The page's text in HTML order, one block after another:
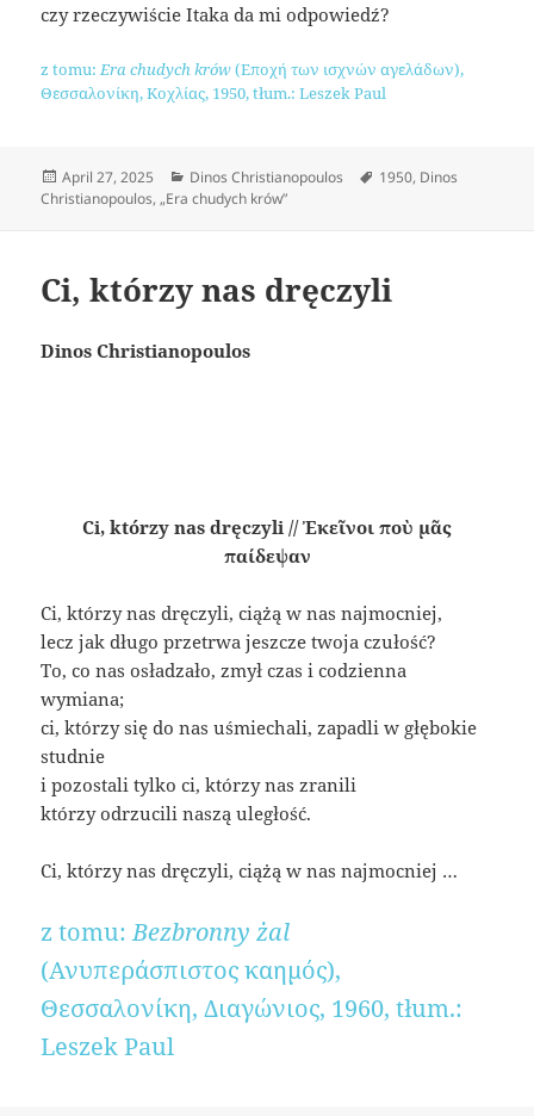
czy rzeczywiście Itaka da mi odpowiedź?
z tomu:Era chudych krów(Εποχή των ισχνών αγελάδων),
Θεσσαλονίκη, Κοχλίας, 1950, tłum.: Leszek Paul
Posted
on
April 27, 2025 Categories
Dinos Christianopoulos Tags
1950, Dinos
Christianopoulos,„Era chudych krów”
Ci, którzy nas dręczyli
Dinos Christianopoulos
Ci, którzy nas dręczyli // Ἐκεῖνοι ποὺ μᾶς
παίδεψαν
Ci, którzy nas dręczyli, ciążą w nas najmocniej,
lecz jak długo przetrwa jeszcze twoja czułość?
To, co nas osładzało, zmył czas i codzienna
wymiana;
ci, którzy się do nas uśmiechali, zapadli w głębokie
studnie
i pozostali tylko ci, którzy nas zranili
którzy odrzucili naszą uległość.
Ci, którzy nas dręczyli, ciążą w nas najmocniej …
z tomu:Bezbronny żal
(Ανυπεράσπιστος καημός),
Θεσσαλονίκη, Διαγώνιος, 1960, tłum.:
Leszek Paul